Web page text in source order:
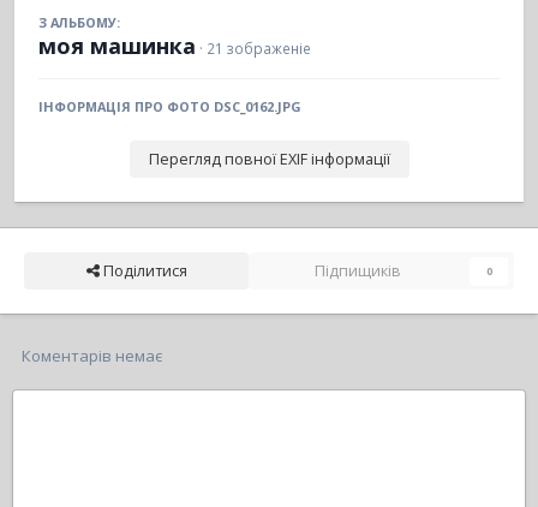
З АЛЬБОМУ:
моя машинка · 21 зображеніе
ІНФОРМАЦІЯ ПРО ФОТО DSC_0162.JPG
Перегляд повної EXIF інформації
Поділитися Підпищиків 0
Коментарів немає